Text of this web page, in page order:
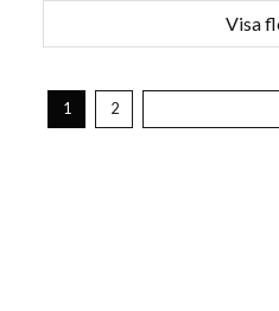
Visa
1 2